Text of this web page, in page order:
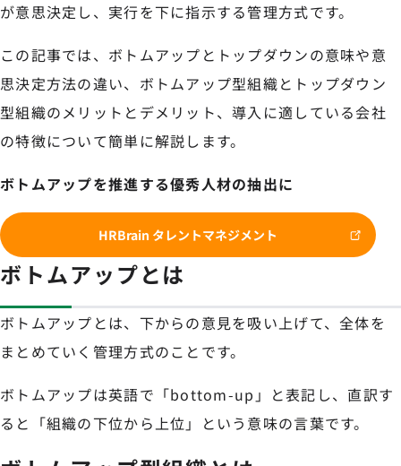
が意思決定し、実行を下に指示する管理方式です。
この記事では、ボトムアップとトップダウンの意味や意
思決定方法の違い、ボトムアップ型組織とトップダウン
型組織のメリットとデメリット、導入に適している会社
の特徴について簡単に解説します。
ボトムアップを推進する優秀人材の抽出に
HRBrain タレントマネジメント
ボトムアップとは
ボトムアップとは、下からの意見を吸い上げて、全体を
まとめていく管理方式のことです。
ボトムアップは英語で「bottom-up」と表記し、直訳す
ると「組織の下位から上位」という意味の言葉です。